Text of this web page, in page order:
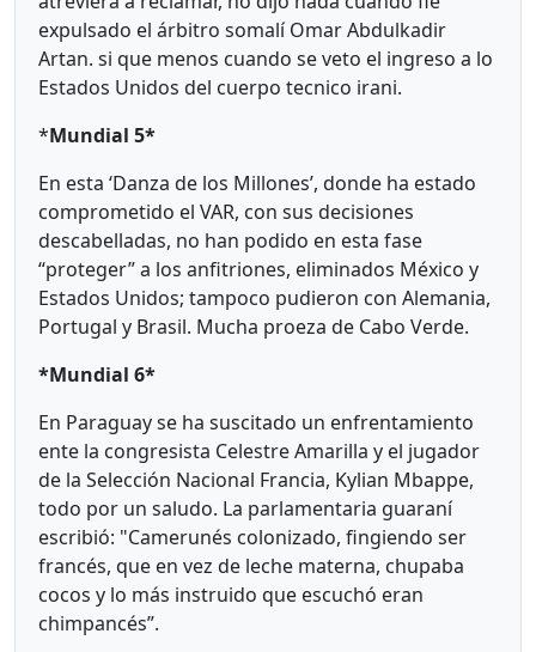
expulsado el árbitro somalí Omar Abdulkadir
Artan. si que menos cuando se veto el ingreso a lo
Estados Unidos del cuerpo tecnico irani.
*Mundial 5*
En esta ‘Danza de los Millones’, donde ha estado
comprometido el VAR, con sus decisiones
descabelladas, no han podido en esta fase
“proteger” a los anfitriones, eliminados México y
Estados Unidos; tampoco pudieron con Alemania,
Portugal y Brasil. Mucha proeza de Cabo Verde.
*Mundial 6*
En Paraguay se ha suscitado un enfrentamiento
ente la congresista Celestre Amarilla y el jugador
de la Selección Nacional Francia, Kylian Mbappe,
todo por un saludo. La parlamentaria guaraní
escribió: "Camerunés colonizado, fingiendo ser
francés, que en vez de leche materna, chupaba
cocos y lo más instruido que escuchó eran
chimpancés”.